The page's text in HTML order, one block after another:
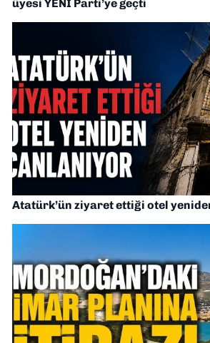
üyesi YENİ Parti’ye geçti
Atatürk’ün ziyaret ettiği otel